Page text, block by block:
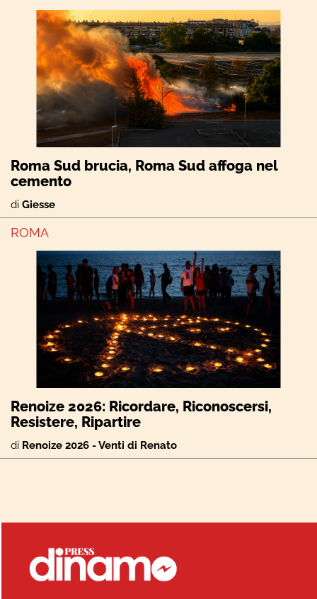
Roma Sud brucia, Roma Sud affoga nel
cemento
di Giesse
ROMA
Renoize 2026: Ricordare, Riconoscersi,
Resistere, Ripartire
di Renoize 2026 - Venti di Renato